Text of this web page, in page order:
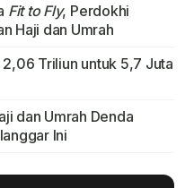
Fit to Fly, Perdokhi
Haji dan Umrah
2,06 Triliun untuk 5,7 Juta
dan Umrah Denda
Ini